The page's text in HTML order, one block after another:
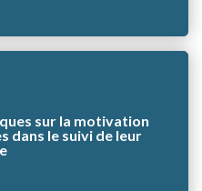
sur la motivation
dans le suivi de leur